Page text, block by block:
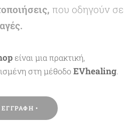
που οδηγούν σε
είναι μια πρακτική,
στη μέθοδοEVhealing.
ΕΓΓΡΑΦΗ •